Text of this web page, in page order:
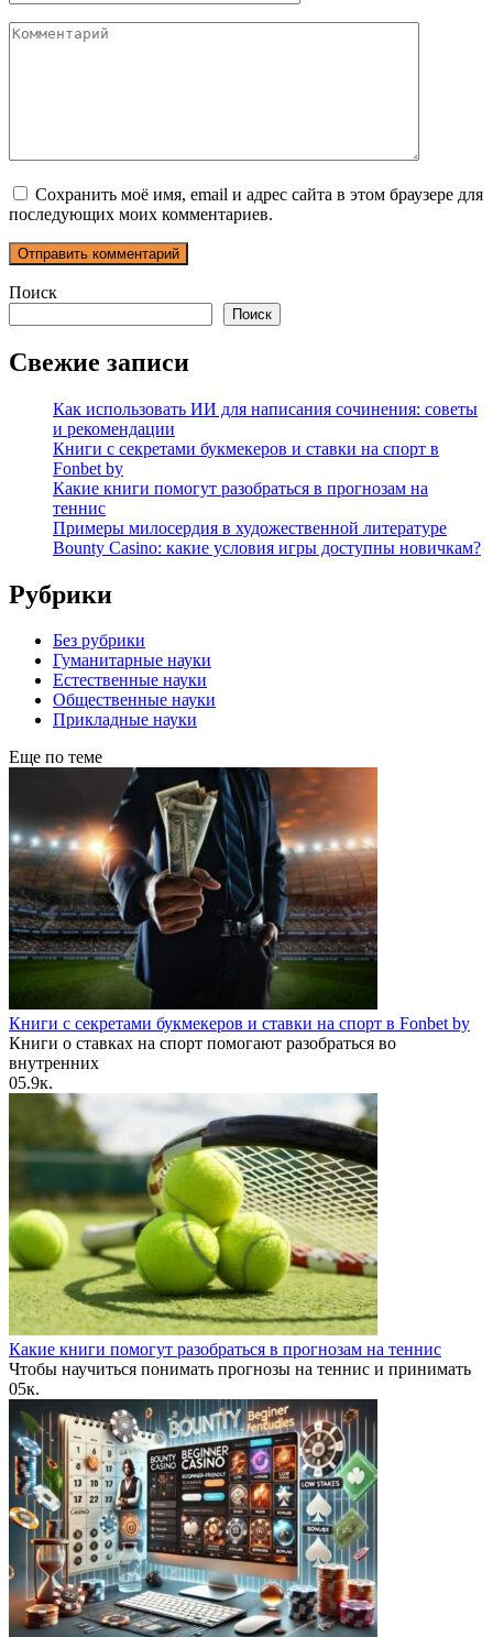
Комментарий
Сохранить моё имя, email и адрес сайта в этом браузере для
последующих моих комментариев.
Поиск
Поиск
Свежие записи
Как использовать ИИ для написания сочинения: советы
и рекомендации
Книги с секретами букмекеров и ставки на спорт в
Fonbet by
Какие книги помогут разобраться в прогнозам на
теннис
Примеры милосердия в художественной литературе
Bounty Casino: какие условия игры доступны новичкам?
Рубрики
Без рубрики
Гуманитарные науки
Естественные науки
Общественные науки
Прикладные науки
Еще по теме
Книги с секретами букмекеров и ставки на спорт в Fonbet by
Книги о ставках на спорт помогают разобраться во
внутренних
05.9к.
Какие книги помогут разобраться в прогнозам на теннис
Чтобы научиться понимать прогнозы на теннис и принимать
05к.